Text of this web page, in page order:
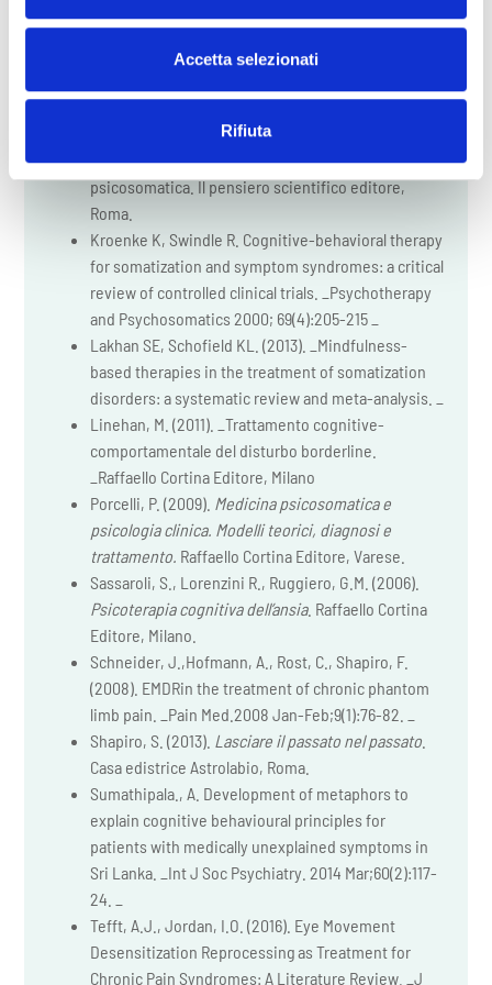
Accetta selezionati
Rifiuta
Fisher, P.L., McNicol, K., Young, B., Smith, E.,
Salmon, P. (2015). Alleviating Emotional Distress in
Open Trial of Metacognitive Therapy. _J Adolesc
Young Adult Oncol. 2015 Jun;4(2):64-9. _
Grandi, S., Rafanelli, C., Fava, G.S. (2011). Manuale di
psicosomatica. Il pensiero scientifico editore,
Roma.
Kroenke K, Swindle R. Cognitive-behavioral therapy
for somatization and symptom syndromes: a critical
review of controlled clinical trials. _Psychotherapy
and Psychosomatics 2000; 69(4):205-215 _
Lakhan SE, Schofield KL. (2013). _Mindfulness-
based therapies in the treatment of somatization
disorders: a systematic review and meta-analysis. _
Linehan, M. (2011). _Trattamento cognitive-
comportamentale del disturbo borderline.
_Raffaello Cortina Editore, Milano
Porcelli, P. (2009). Medicina psicosomatica e
psicologia clinica. Modelli teorici, diagnosi e
trattamento. Raffaello Cortina Editore, Varese.
Sassaroli, S., Lorenzini R., Ruggiero, G.M. (2006).
Psicoterapia cognitiva dell’ansia. Raffaello Cortina
Editore, Milano.
Schneider, J.,Hofmann, A., Rost, C., Shapiro, F.
(2008). EMDRin the treatment of chronic phantom
limb pain. _Pain Med.2008 Jan-Feb;9(1):76-82. _
Shapiro, S. (2013). Lasciare il passato nel passato
Casa edistrice Astrolabio, Roma.
Sumathipala., A. Development of metaphors to
explain cognitive behavioural principles for
patients with medically unexplained symptoms in
Sri Lanka. _Int J Soc Psychiatry. 2014 Mar;60(2):117-
24. _
Tefft, A.J., Jordan, I.O. (2016). Eye Movement
Desensitization Reprocessing as Treatment for
Chronic Pain Syndromes: A Literature Review. _J